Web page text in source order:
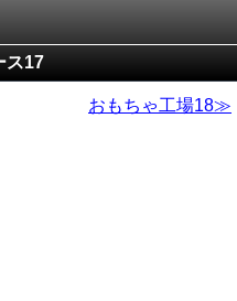
ス17
おもちゃ工場18